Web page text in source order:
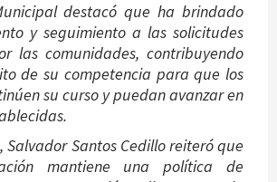
destacó que ha brindado
y seguimiento a las solicitudes
las comunidades, contribuyendo
de su competencia para que los
su curso y puedan avanzar en
Salvador Santos Cedillo reiteró que
mantiene una política de